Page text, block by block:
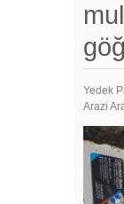
Yedek
Arazi